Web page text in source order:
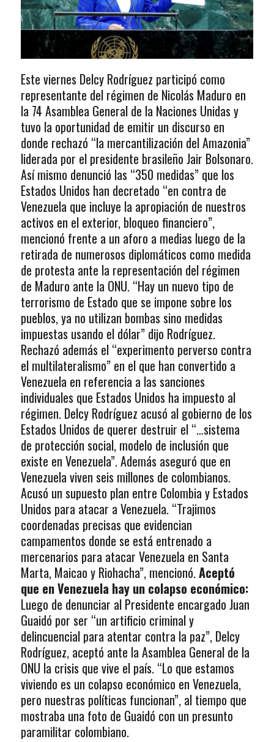
Este viernes Delcy Rodríguez participó como
representante del régimen de Nicolás Maduro en
la 74 Asamblea General de la Naciones Unidas y
tuvo la oportunidad de emitir un discurso en
donde rechazó “la mercantilización del Amazonia”
liderada por el presidente brasileño Jair Bolsonaro.
Así mismo denunció las “350 medidas” que los
Estados Unidos han decretado “en contra de
Venezuela que incluye la apropiación de nuestros
activos en el exterior, bloqueo financiero”,
mencionó frente a un aforo a medias luego de la
retirada de numerosos diplomáticos como medida
de protesta ante la representación del régimen
de Maduro ante la ONU. “Hay un nuevo tipo de
terrorismo de Estado que se impone sobre los
pueblos, ya no utilizan bombas sino medidas
impuestas usando el dólar” dijo Rodríguez.
Rechazó además el “experimento perverso contra
el multilateralismo” en el que han convertido a
Venezuela en referencia a las sanciones
individuales que Estados Unidos ha impuesto al
régimen. Delcy Rodríguez acusó al gobierno de los
Estados Unidos de querer destruir el “…sistema
de protección social, modelo de inclusión que
existe en Venezuela”. Además aseguró que en
Venezuela viven seis millones de colombianos.
Acusó un supuesto plan entre Colombia y Estados
Unidos para atacar a Venezuela. “Trajimos
coordenadas precisas que evidencian
campamentos donde se está entrenado a
mercenarios para atacar Venezuela en Santa
Marta, Maicao y Riohacha”, mencionó.Aceptó
que en Venezuela hay un colapso económico:
Luego de denunciar al Presidente encargado Juan
Guaidó por ser “un artificio criminal y
delincuencial para atentar contra la paz”, Delcy
Rodríguez, aceptó ante la Asamblea General de la
ONU la crisis que vive el país. “Lo que estamos
viviendo es un colapso económico en Venezuela,
pero nuestras políticas funcionan”, al tiempo que
mostraba una foto de Guaidó con un presunto
paramilitar colombiano.